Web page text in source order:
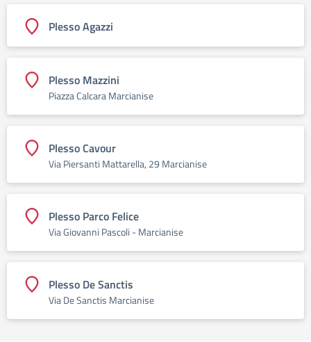
Plesso Agazzi
Plesso Mazzini
Piazza Calcara Marcianise
Plesso Cavour
Via Piersanti Mattarella, 29 Marcianise
Plesso Parco Felice
Via Giovanni Pascoli - Marcianise
Plesso De Sanctis
Via De Sanctis Marcianise